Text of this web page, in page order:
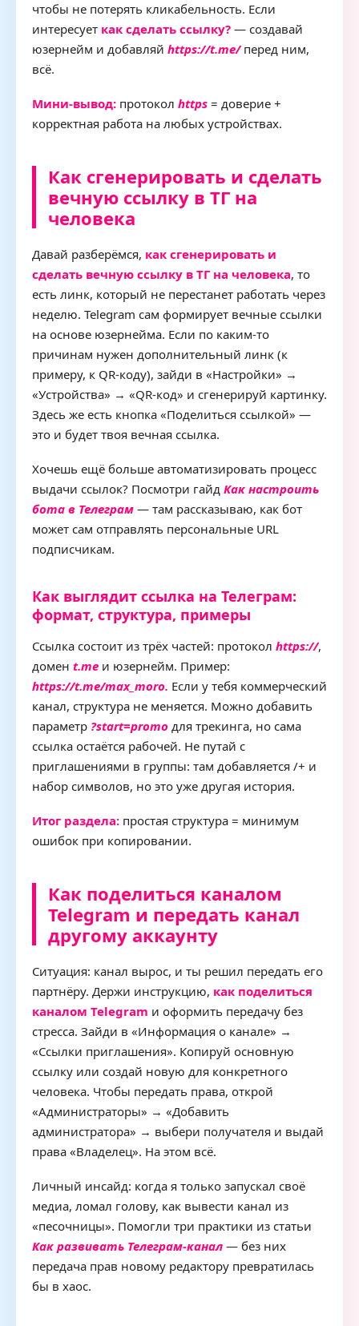
чтобы не потерять кликабельность. Если
интересует как сделать ссылку? — создавай
юзернейм и добавляй https://t.me/перед ним,
всё.
Мини‑вывод: протокол https = доверие +
корректная работа на любых устройствах.
Как сгенерировать и сделать
вечную ссылку в ТГ на
человека
Давай разберёмся, как сгенерировать и
сделать вечную ссылку в ТГ на человека, то
есть линк, который не перестанет работать через
неделю. Telegram сам формирует вечные ссылки
на основе юзернейма. Если по каким‑то
причинам нужен дополнительный линк (к
примеру, к QR‑коду), зайди в «Настройки» →
«Устройства» → «QR‑код» и сгенерируй картинку.
Здесь же есть кнопка «Поделиться ссылкой» —
это и будет твоя вечная ссылка.
Хочешь ещё больше автоматизировать процесс
выдачи ссылок? Посмотри гайд Как настроить
бота в Телеграм — там рассказываю, как бот
может сам отправлять персональные URL
подписчикам.
Как выглядит ссылка на Телеграм:
формат, структура, примеры
Ссылка состоит из трёх частей: протокол https://,
домен t.me и юзернейм. Пример:
https://t.me/max_moro. Если у тебя коммерческий
канал, структура не меняется. Можно добавить
параметр ?start=promo для трекинга, но сама
ссылка остаётся рабочей. Не путай с
приглашениями в группы: там добавляется /+ и
набор символов, но это уже другая история.
Итог раздела: простая структура = минимум
ошибок при копировании.
Как поделиться каналом
Telegram и передать канал
другому аккаунту
Ситуация: канал вырос, и ты решил передать его
партнёру. Держи инструкцию, как поделиться
каналом Telegram и оформить передачу без
стресса. Зайди в «Информация о канале» →
«Ссылки приглашения». Копируй основную
ссылку или создай новую для конкретного
человека. Чтобы передать права, открой
«Администраторы» → «Добавить
администратора» → выбери получателя и выдай
права «Владелец». На этом всё.
Личный инсайд: когда я только запускал своё
медиа, ломал голову, как вывести канал из
«песочницы». Помогли три практики из статьи
Как развивать Телеграм‑канал — без них
передача прав новому редактору превратилась
бы в хаос.